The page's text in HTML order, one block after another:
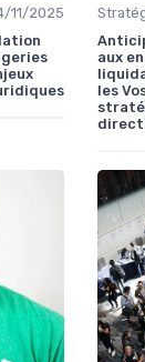
11/2025
aux
les